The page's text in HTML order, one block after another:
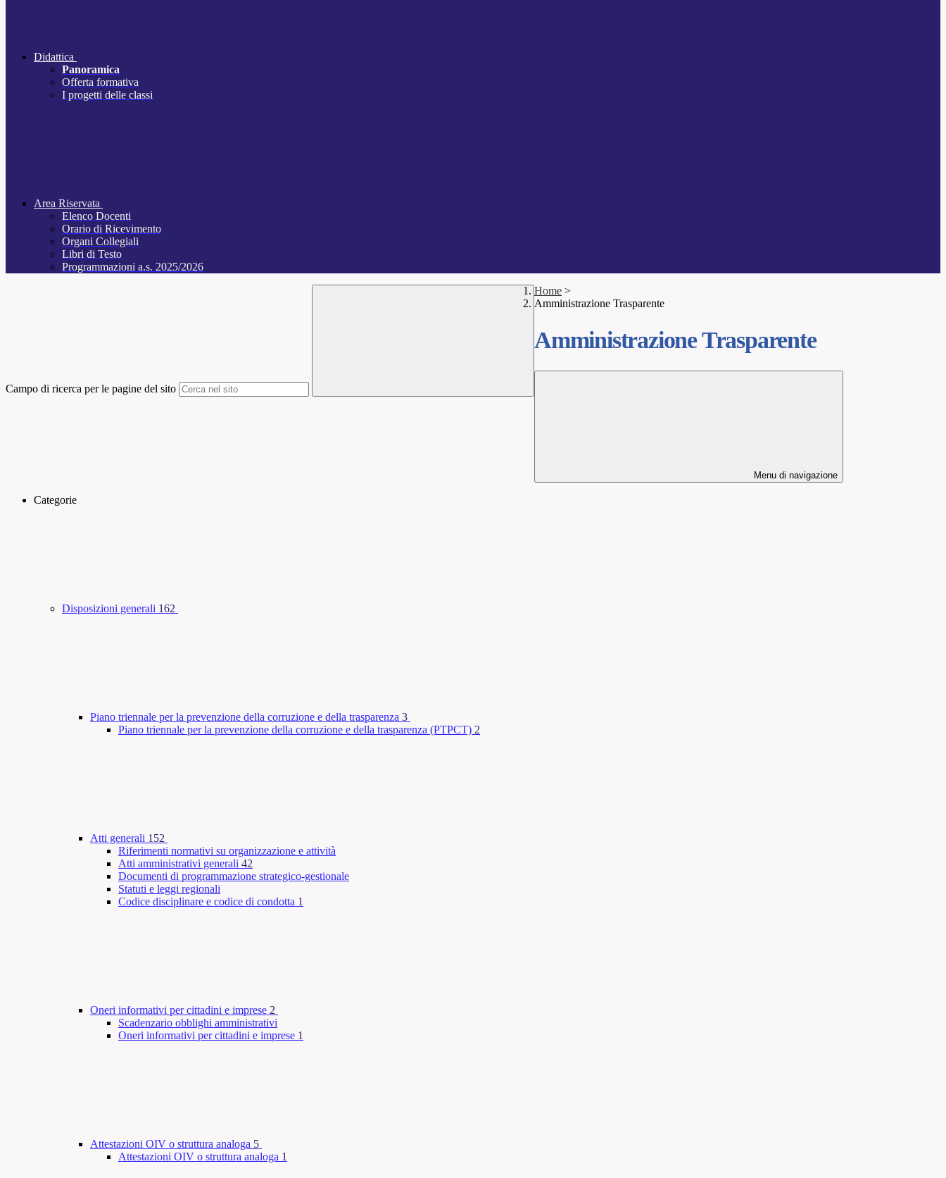
Didattica
Panoramica
Offerta formativa
I progetti delle classi
Area Riservata
Elenco Docenti
Orario di Ricevimento
Organi Collegiali
Libri di Testo
Programmazioni a.s. 2025/2026
Campo di ricerca per le pagine del sito
Home >
Amministrazione Trasparente
Amministrazione Trasparente
Menu di navigazione
Categorie
Disposizioni generali 162
Piano triennale per la prevenzione della corruzione e della trasparenza 3
Piano triennale per la prevenzione della corruzione e della trasparenza (PTPCT) 2
Atti generali 152
Riferimenti normativi su organizzazione e attività
Atti amministrativi generali 42
Documenti di programmazione strategico-gestionale
Statuti e leggi regionali
Codice disciplinare e codice di condotta 1
Oneri informativi per cittadini e imprese 2
Scadenzario obblighi amministrativi
Oneri informativi per cittadini e imprese 1
Attestazioni OIV o struttura analoga 5
Attestazioni OIV o struttura analoga 1